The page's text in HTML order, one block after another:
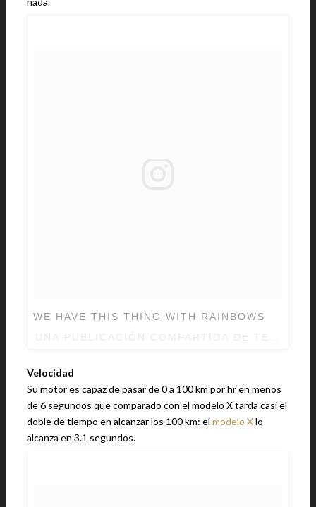
WE HAVE THIS THING WITH RAINBOWS
Velocidad
Su motor es capaz de pasar de 0 a 100 km por hr en menos
de 6 segundos que comparado con el modelo X tarda casi el
doble de tiempo en alcanzar los 100 km: el modelo Xlo
alcanza en 3.1 segundos.